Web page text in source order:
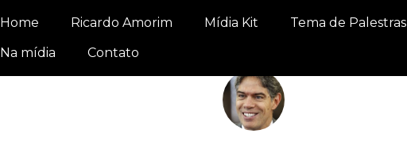
Home Ricardo Amorim Mídia Kit
Tema de Palestras
Na mídia
Contato